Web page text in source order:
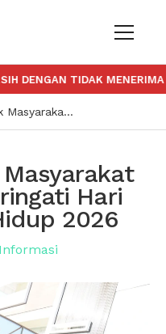
TIDAK MENERIMA
Hari Lingkungan Hidup 2026
Hari
2026
Informasi